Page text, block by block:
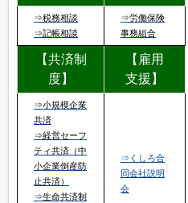
⇒税務相談
⇒記帳相談
⇒労働保険
事務組合
【共済制
度】
【雇用
支援】
⇒小規模企業
共済
⇒経営セーフ
ティ共済（中
小企業倒産防
止共済）
⇒生命共済制
⇒くしろ合
同会社説明
会